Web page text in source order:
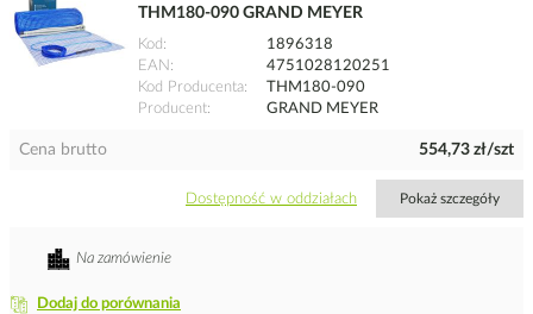
THM180-090 GRAND MEYER
Kod
1896318
EAN
4751028120251
Kod Producenta
THM180-090
Producent
GRAND MEYER
Cena brutto 554,73 zł/szt
Dostępność w oddziałach Pokaż szczegóły
Dodaj do porównania
Na zamówienie